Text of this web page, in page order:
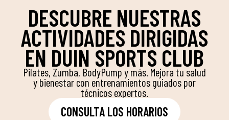
DESCUBRE NUESTRAS
ACTIVIDADES DIRIGIDAS
EN DUIN SPORTS CLUB
Pilates, Zumba, BodyPump y más. Mejora tu salud
y bienestar con entrenamientos guiados por
técnicos expertos.
CONSULTA LOS HORARIOS